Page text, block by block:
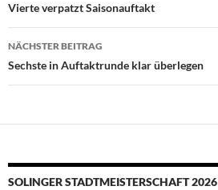
Vierte verpatzt Saisonauftakt
NÄCHSTER BEITRAG
Sechste in Auftaktrunde klar überlegen
SOLINGER STADTMEISTERSCHAFT 2026